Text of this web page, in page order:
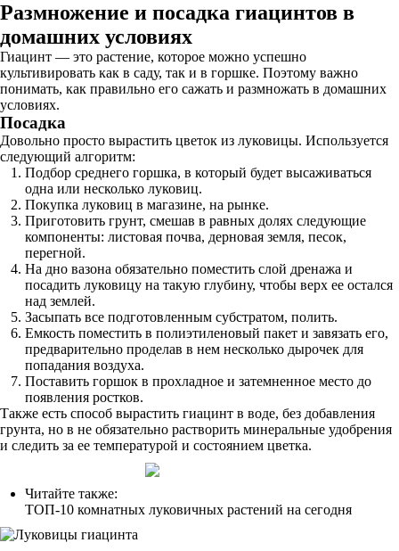
Размножение и посадка гиацинтов в
домашних условиях
Гиацинт — это растение, которое можно успешно
культивировать как в саду, так и в горшке. Поэтому важно
понимать, как правильно его сажать и размножать в домашних
условиях.
Посадка
Довольно просто вырастить цветок из луковицы. Используется
следующий алгоритм:
Подбор среднего горшка, в который будет высаживаться
одна или несколько луковиц.
Покупка луковиц в магазине, на рынке.
Приготовить грунт, смешав в равных долях следующие
компоненты: листовая почва, дерновая земля, песок,
перегной.
На дно вазона обязательно поместить слой дренажа и
посадить луковицу на такую глубину, чтобы верх ее остался
над землей.
Засыпать все подготовленным субстратом, полить.
Емкость поместить в полиэтиленовый пакет и завязать его,
предварительно проделав в нем несколько дырочек для
попадания воздуха.
Поставить горшок в прохладное и затемненное место до
появления ростков.
Также есть способ вырастить гиацинт в воде, без добавления
грунта, но в не обязательно растворить минеральные удобрения
и следить за ее температурой и состоянием цветка.
Читайте также:
ТОП-10 комнатных луковичных растений на сегодня